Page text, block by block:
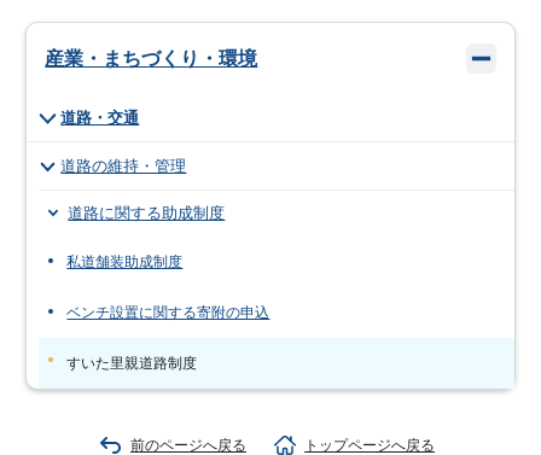
産業・まちづくり・環境
道路・交通
道路の維持・管理
道路に関する助成制度
私道舗装助成制度
ベンチ設置に関する寄附の申込
すいた里親道路制度
前のページへ戻る トップページへ戻る